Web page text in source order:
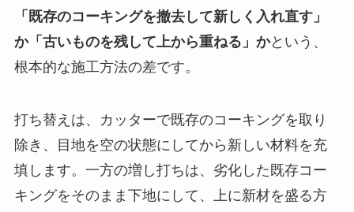
「既存のコーキングを撤去して新しく入れ直す」
か「古いものを残して上から重ねる」かという、
根本的な施工方法の差です。
打ち替えは、カッターで既存のコーキングを取り
除き、目地を空の状態にしてから新しい材料を充
填します。一方の増し打ちは、劣化した既存コー
キングをそのまま下地にして、上に新材を盛る方